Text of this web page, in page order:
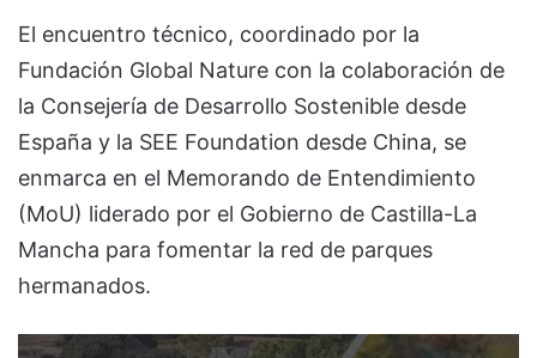
El encuentro técnico, coordinado por la
Fundación Global Nature con la colaboración de
la Consejería de Desarrollo Sostenible desde
España y la SEE Foundation desde China, se
enmarca en el Memorando de Entendimiento
(MoU) liderado por el Gobierno de Castilla-La
Mancha para fomentar la red de parques
hermanados.